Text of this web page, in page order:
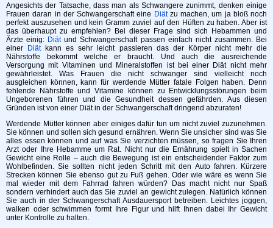
Angesichts der Tatsache, dass man als Schwangere zunimmt, denken einige
Frauen daran in der Schwangerschaft eine Diätzu machen, um ja bloß noch
perfekt auszusehen und kein Gramm zuviel auf den Hüften zu haben. Aber ist
das überhaupt zu empfehlen? Bei dieser Frage sind sich Hebammen und
Ärzte einig: Diätund Schwangerschaft passen einfach nicht zusammen. Bei
einer
Diätkann es sehr leicht passieren das der Körper nicht mehr die
Nährstoffe bekommt welche er braucht. Und auch die ausreichende
Versorgung mit Vitaminen und Mineralstoffen ist bei einer Diät nicht mehr
gewährleistet. Was Frauen die nicht schwanger sind vielleicht noch
ausgleichen können, kann für werdende Mütter fatale Folgen haben. Denn
fehlende Nährstoffe und Vitamine können zu Entwicklungsstörungen beim
Ungeborenen führen und die Gesundheit dessen gefährden. Aus diesen
Gründen ist von einer Diät in der Schwangerschaft dringend abzuraten!
Werdende Mütter können aber einiges dafür tun um nicht zuviel zuzunehmen.
Sie können und sollen sich gesund ernähren. Wenn Sie unsicher sind was Sie
alles essen können und auf was Sie verzichten müssen, so fragen Sie Ihren
Arzt oder Ihre Hebamme um Rat. Nicht nur die Ernährung spielt in Sachen
Gewicht eine Rolle – auch die Bewegung ist ein entscheidender Faktor zum
Wohlbefinden. Sie sollten nicht jeden Schritt mit den Auto fahren. Kürzere
Strecken können Sie ebenso gut zu Fuß gehen. Oder wie wäre es wenn Sie
mal wieder mit dem Fahrrad fahren würden? Das macht nicht nur Spaß
sondern verhindert auch das Sie zuviel an gewicht zulegen. Natürlich können
Sie auch in der Schwangerschaft Ausdauersport betreiben. Leichtes joggen,
walken oder schwimmen formt Ihre Figur und hilft Ihnen dabei Ihr Gewicht
unter Kontrolle zu halten.